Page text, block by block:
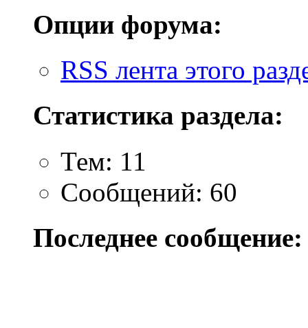
Опции форума:
RSS лента этого
Статистика раздела:
Тем: 11
Сообщений: 60
Последнее сообщение: